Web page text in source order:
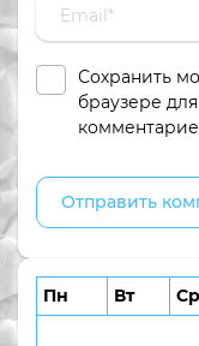
Сохранить
браузере
Пн Вт Ср